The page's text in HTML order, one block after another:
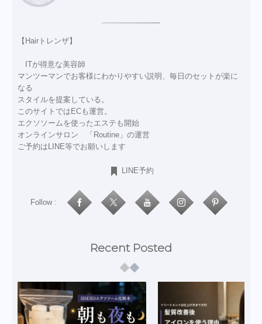
【Hairトレンザ】
ITが得意な美容師
マンツーマンでお客様にわかりやすい説明、毎日のセットが楽に
なる
スタイルを提案している。
このサイトではECも運営。
エクソソームを使ったエステも開始
オンラインサロン 「Routine」の運営
ご予約はLINE等でお願いします
LINE予約
Follow :
Recent Posted